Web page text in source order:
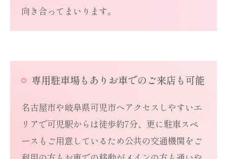
向き合ってまいります。
専用駐車場もありお車でのご来店も可能
名古屋市や岐阜県可児市へアクセスしやすいエ
リアで可児駅からは徒歩約7分、更に駐車スペ
ースもご用意しているため公共の交通機関をご